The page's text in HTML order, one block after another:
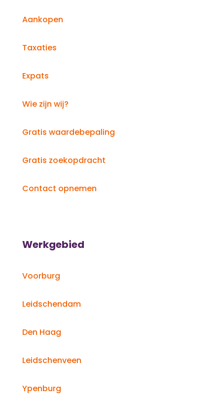
Aankopen
Taxaties
Expats
Wie zijn wij?
Gratis waardebepaling
Gratis zoekopdracht
Contact opnemen
Werkgebied
Voorburg
Leidschendam
Den Haag
Leidschenveen
Ypenburg